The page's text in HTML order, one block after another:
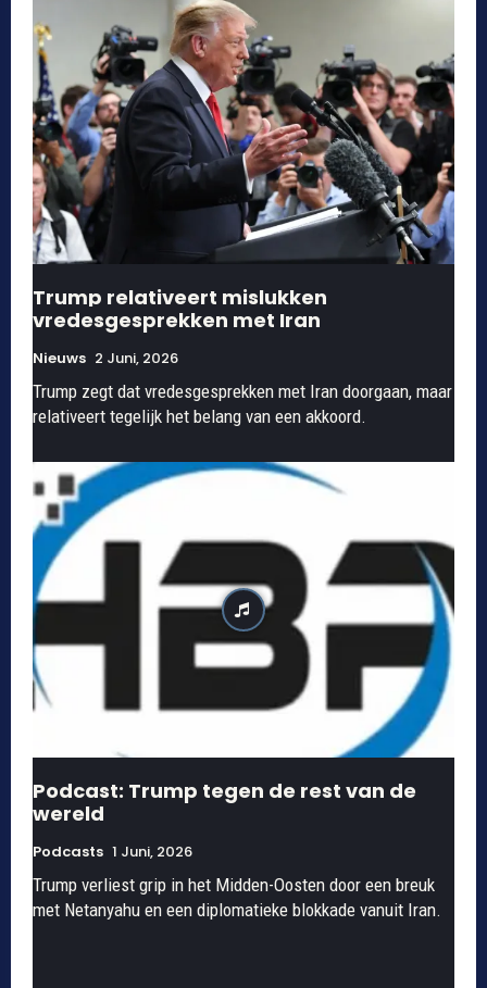
Trump relativeert mislukken
vredesgesprekken met Iran
Nieuws 2 Juni, 2026
Trump zegt dat vredesgesprekken met Iran doorgaan, maar
relativeert tegelijk het belang van een akkoord.
Podcast: Trump tegen de rest van de
wereld
Podcasts 1 Juni, 2026
Trump verliest grip in het Midden-Oosten door een breuk
met Netanyahu en een diplomatieke blokkade vanuit Iran.